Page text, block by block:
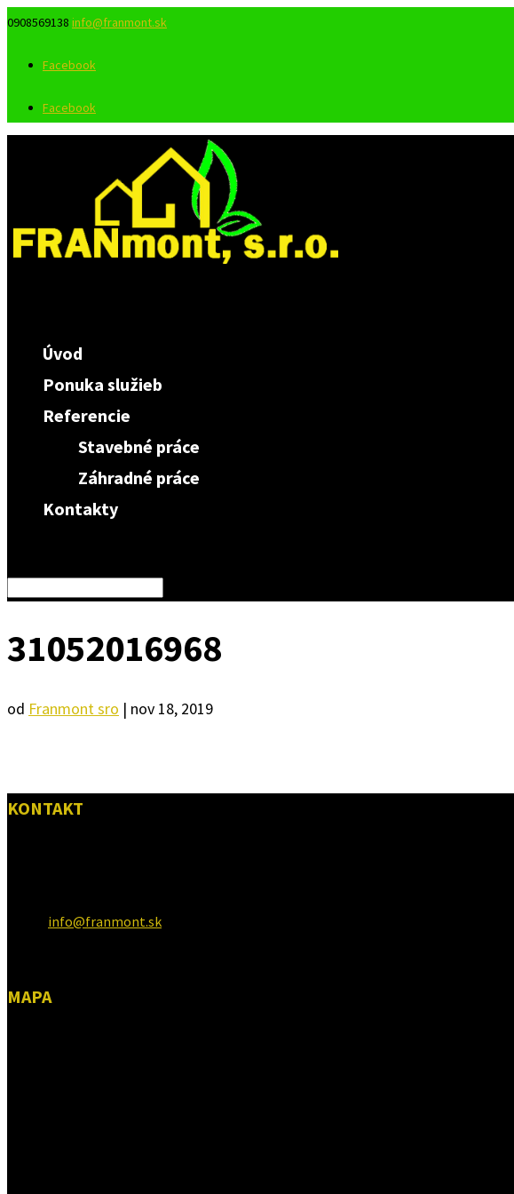
0908569138 info@franmont.sk
Facebook
Facebook
Úvod
Ponuka služieb
Referencie
Stavebné práce
Záhradné práce
Kontakty
31052016968
od Franmont sro | nov 18, 2019
KONTAKT
info@franmont.sk
MAPA